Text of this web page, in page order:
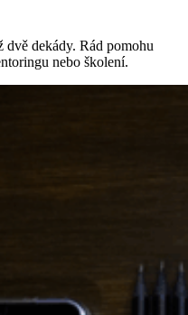
dvě dekády. Rád pomohu
nebo školení.